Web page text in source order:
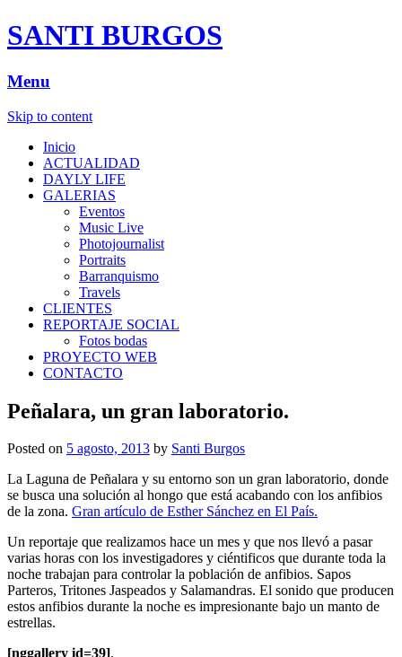
SANTI BURGOS
Menu
Skip to content
Inicio
ACTUALIDAD
DAYLY LIFE
GALERIAS
Eventos
Music Live
Photojournalist
Portraits
Barranquismo
Travels
CLIENTES
REPORTAJE SOCIAL
Fotos bodas
PROYECTO WEB
CONTACTO
Peñalara, un gran laboratorio.
Posted on 5 agosto, 2013 by Santi Burgos
La Laguna de Peñalara y su entorno son un gran laboratorio, donde
se busca una solución al hongo que está acabando con los anfibios
de la zona. Gran artículo de Esther Sánchez en El País.
Un reportaje que realizamos hace un mes y que nos llevó a pasar
varias horas con los investigadores y ciéntificos que durante toda la
noche trabajan para controlar la población de anfibios. Sapos
Parteros, Tritones Jaspeados y Salamandras. El sonido que producen
estos anfibios durante la noche es impresionante bajo un manto de
estrellas.
[nggallery id=39].